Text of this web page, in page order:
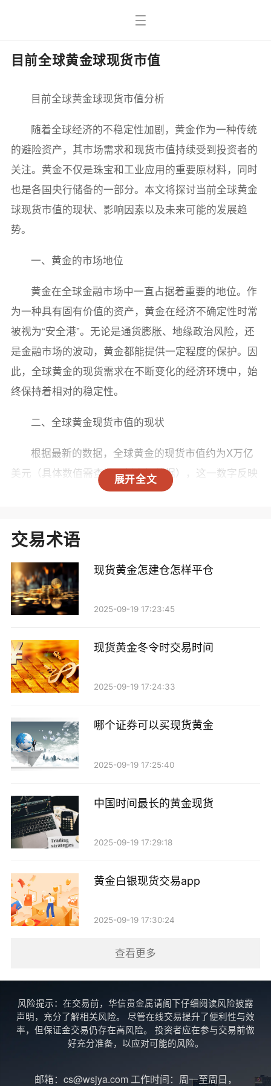
目前全球黄金球现货市值
展开全文
目前全球黄金球现货市值分析
随着全球经济的不稳定性加剧，黄金作为一种传统
的避险资产，其市场需求和现货市值持续受到投资者的
关注。黄金不仅是珠宝和工业应用的重要原材料，同时
也是各国央行储备的一部分。本文将探讨当前全球黄金
球现货市值的现状、影响因素以及未来可能的发展趋
势。
一、黄金的市场地位
黄金在全球金融市场中一直占据着重要的地位。作
为一种具有固有价值的资产，黄金在经济不确定性时常
被视为“安全港”。无论是通货膨胀、地缘政治风险，还
是金融市场的波动，黄金都能提供一定程度的保护。因
此，全球黄金的现货需求在不断变化的经济环境中，始
终保持着相对的稳定性。
二、全球黄金现货市值的现状
根据最新的数据，全球黄金的现货市值约为X万亿
美元（具体数值需查阅最新市场数据），这一数字反映
了全球市场对黄金的高度重视。黄金的价格在2023年经
率变动、利率政策以及国际政治局势。
截至2023年，黄金的现货价格大约在每盎司X美元
（具体价格需查阅最新市场数据），这一价格水平相较
于历史数据仍然偏高，反映出市场对未来经济的不确定
特别是一些新兴市场国家，纷纷增加黄金储备以增强金
融稳定性。
三、影响黄金现货市值的因素
1. 经济数据和政策：各国的经济数据，如GDP增长
率、失业率、通货膨胀率等，都会直接影响黄金价格。
此外，中央银行的货币政策，尤其是利率的调整，也会
下，黄金的吸引力相对较高。
2. 地缘政治风险：国际局势的动荡不安，如战争、
金等避险资产。近年来，乌克兰战争、中美关系紧张等
事件，均对黄金市场产生了显著影响。
3. 投资者情绪：市场的投资者情绪变化也会直接影
响黄金的需求。无论是机构投资者还是散户，心理预期
4. 替代投资品的表现：股票市场、房地产市场及其
他商品市场的表现，也会影响投资者对黄金的需求。当
其他投资品表现良好时，资金可能会流出黄金市场。
交易术语
现货黄金怎建仓怎样平仓
2025-09-19 17:23:45
现货黄金冬令时交易时间
2025-09-19 17:24:33
哪个证券可以买现货黄金
2025-09-19 17:25:40
中国时间最长的黄金现货
2025-09-19 17:29:18
黄金白银现货交易app
2025-09-19 17:30:24
查看更多
风险提示：在交易前，华信贵金属请阁下仔细阅读风险披露
声明，充分了解相关风险。 尽管在线交易提升了便利性与效
率，但保证金交易仍存在高风险。 投资者应在参与交易前做
好充分准备，以应对可能的风险。
邮箱：cs@wsjya.com 工作时间：周一至周日，